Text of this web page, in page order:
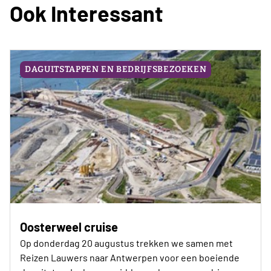
Ook Interessant
DAGUITSTAPPEN EN BEDRIJFSBEZOEKEN
Oosterweel cruise
Op donderdag 20 augustus trekken we samen met
Reizen Lauwers naar Antwerpen voor een boeiende